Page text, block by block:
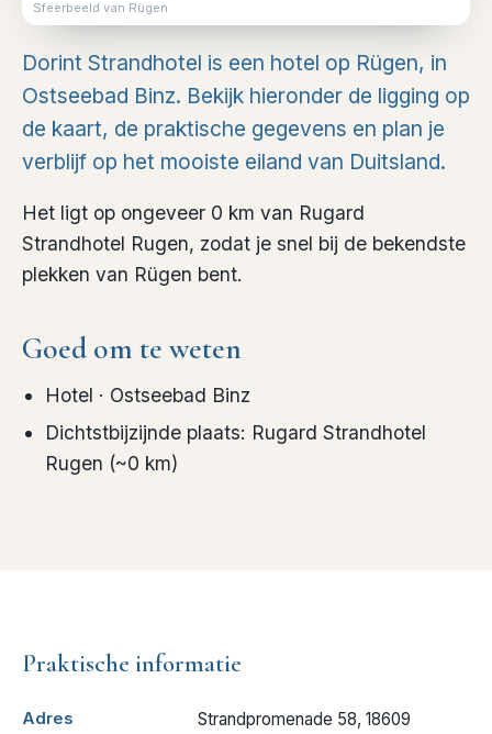
Sfeerbeeld van Rügen
Dorint Strandhotel is een hotel op Rügen, in
Ostseebad Binz. Bekijk hieronder de ligging op
de kaart, de praktische gegevens en plan je
verblijf op het mooiste eiland van Duitsland.
Het ligt op ongeveer 0 km van Rugard
Strandhotel Rugen, zodat je snel bij de bekendste
plekken van Rügen bent.
Goed om te weten
Hotel · Ostseebad Binz
Dichtstbijzijnde plaats: Rugard Strandhotel
Rugen (~0 km)
Praktische informatie
Adres
Strandpromenade 58, 18609